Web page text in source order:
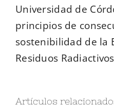
Universidad de
principios de
sostenibilidad de la
Residuos
Artículos